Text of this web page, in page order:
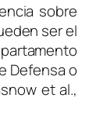
sobre
ser el
Defensa o
et al.,